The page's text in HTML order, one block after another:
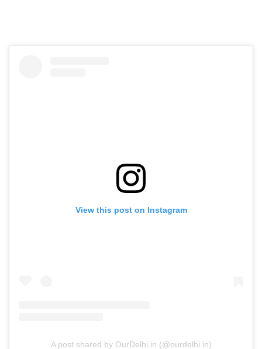
View this post on Instagram
A post shared by OurDelhi.in (@ourdelhi.in)